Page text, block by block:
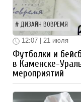
ДИЗАЙН ВОВРЕМЯ
12:07 | 21 июля
Футболки и
в Каменске-
мероприятий